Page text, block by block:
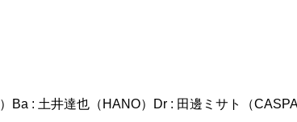
Ba : 土井達也（HANO）Dr : 田邊ミサト（